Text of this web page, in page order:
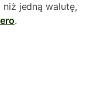
jedną walutę,
.